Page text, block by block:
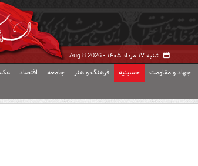
شنبه ۱۷ مرداد ۱۴۰۵ - Aug 8 2026
جهاد و مقاومت حسینیه فرهنگ و هنر جامعه اقتصاد